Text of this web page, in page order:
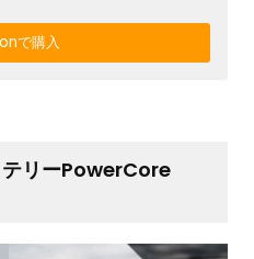
12 iPad Air(第4世代)
の他 各種機器対応
で購入
テリーPowerCore